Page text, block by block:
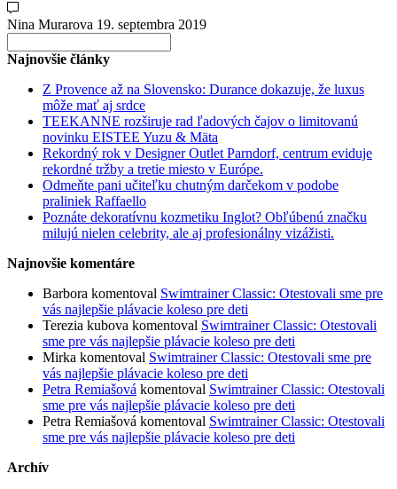
Nina Murarova 19. septembra 2019
for:
Najnovšie články
Z Provence až na Slovensko: Durance dokazuje, že luxus
môže mať aj srdce
TEEKANNE rozširuje rad ľadových čajov o limitovanú
novinku EISTEE Yuzu & Mäta
Rekordný rok v Designer Outlet Parndorf, centrum eviduje
rekordné tržby a tretie miesto v Európe.
Odmeňte pani učiteľku chutným darčekom v podobe
praliniek Raffaello
Poznáte dekoratívnu kozmetiku Inglot? Obľúbenú značku
milujú nielen celebrity, ale aj profesionálny vizážisti.
Najnovšie komentáre
Barbora komentoval Swimtrainer Classic: Otestovali sme pre
vás najlepšie plávacie koleso pre deti
Terezia kubova komentoval Swimtrainer Classic: Otestovali
sme pre vás najlepšie plávacie koleso pre deti
Mirka komentoval Swimtrainer Classic: Otestovali sme pre
vás najlepšie plávacie koleso pre deti
Petra Remiašová komentoval Swimtrainer Classic: Otestovali
sme pre vás najlepšie plávacie koleso pre deti
Petra Remiašová komentoval Swimtrainer Classic: Otestovali
sme pre vás najlepšie plávacie koleso pre deti
Archív